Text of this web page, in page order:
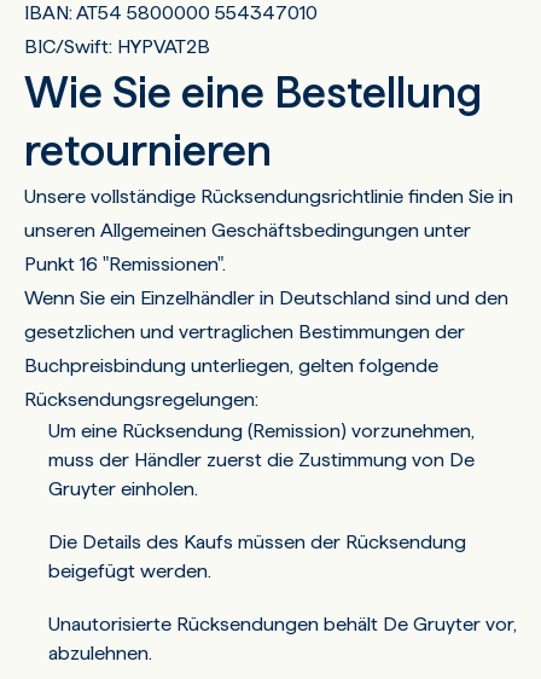
IBAN: AT54 5800000 554347010
BIC/Swift: HYPVAT2B
Wie Sie eine Bestellung
retournieren
Unsere vollständige Rücksendungsrichtlinie finden Sie in
unseren Allgemeinen Geschäftsbedingungenunter
Punkt 16 "Remissionen".
Wenn Sie ein Einzelhändler in Deutschland sind und den
gesetzlichen und vertraglichen Bestimmungen der
Buchpreisbindung unterliegen, gelten folgende
Rücksendungsregelungen:
Um eine Rücksendung (Remission) vorzunehmen,
muss der Händler zuerst die Zustimmung von De
Gruyter einholen.
Die Details des Kaufs müssen der Rücksendung
beigefügt werden.
Unautorisierte Rücksendungen behält De Gruyter vor,
abzulehnen.